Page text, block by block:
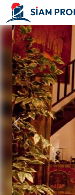
ก่อนหน้า